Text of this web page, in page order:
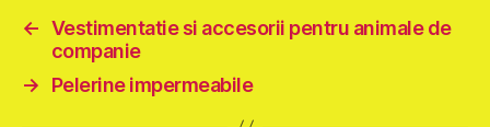
← Vestimentatie si accesorii pentru animale de
companie
→
Pelerine impermeabile